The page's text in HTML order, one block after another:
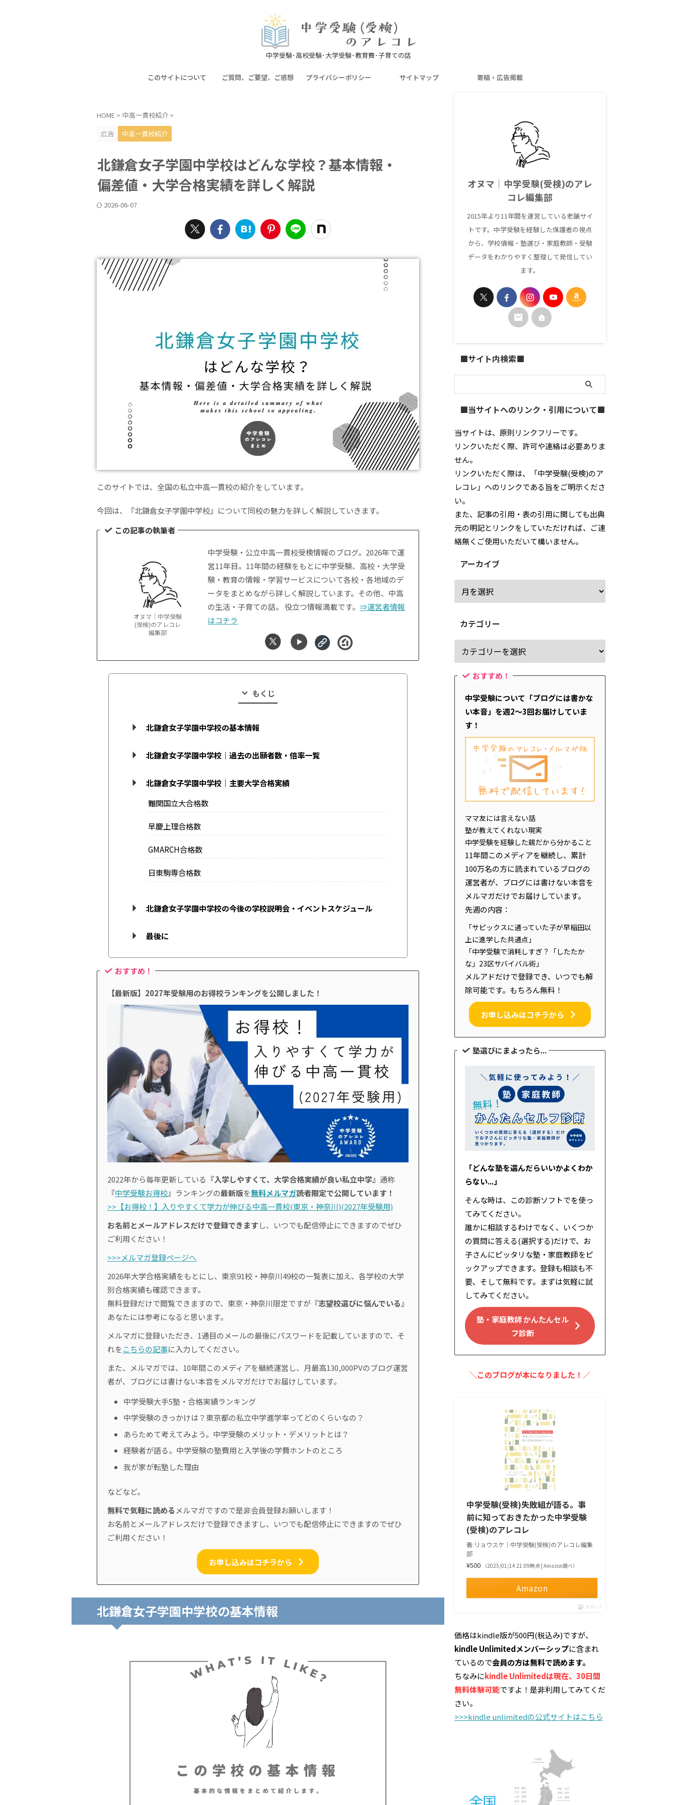
中学受験･高校受験･大学受験･教育費･子育ての話
このサイトについて ご質問、ご要望、ご感想 プライバシーポリシー サイトマップ 寄稿・広告掲載
HOME > 中高一貫校紹介 >
広告
中高一貫校紹介
北鎌倉女子学園中学校はどんな学校？基本情報・
偏差値・大学合格実績を詳しく解説
2026-06-07
このサイトでは、全国の私立中高一貫校の紹介をしています。
今回は、『北鎌倉女子学園中学校』について同校の魅力を詳しく解説していきます。
この記事の執筆者
オヌマ｜中学受験
(受検)のアレコレ
編集部
中学受験・公立中高一貫校受検情報のブログ。2026年で運
営11年目。11年間の経験をもとに中学受験、高校・大学受
験・教育の情報・学習サービスについて各校・各地域のデ
ータをまとめながら詳しく解説しています。その他、中高
の生活・子育ての話。 役立つ情報満載です。⇒運営者情報
はコチラ
もくじ
北鎌倉女子学園中学校の基本情報
北鎌倉女子学園中学校｜過去の出願者数・倍率一覧
北鎌倉女子学園中学校｜主要大学合格実績
難関国立大合格数
早慶上理合格数
GMARCH合格数
日東駒専合格数
北鎌倉女子学園中学校の今後の学校説明会・イベントスケジュール
最後に
おすすめ！
【最新版】2027年受験用のお得校ランキングを公開しました！
2022年から毎年更新している 『入学しやすくて、大学合格実績が良い私立中学』 通称
『中学受験お得校』ランキングの最新版を無料メルマガ読者限定で公開しています！
>>【お得校！】入りやすくて学力が伸びる中高一貫校(東京・神奈川)(2027年受験用)
お名前とメールアドレスだけで登録できますし、いつでも配信停止にできますのでぜひ
ご利用ください！
>>>メルマガ登録ページへ
2026年大学合格実績をもとにし、東京91校・神奈川49校の一覧表に加え、各学校の大学
別合格実績も確認できます。
無料登録だけで閲覧できますので、東京・神奈川限定ですが『志望校選びに悩んでいる 』
あなたには参考になると思います。
メルマガに登録いただき、1通目のメールの最後にパスワードを記載していますので、そ
れをこちらの記事に入力してください。
また、メルマガでは、10年間このメディアを継続運営し、月最高130,000PVのブログ運営
者が、ブログには書けない本音をメルマガだけでお届けしています。
中学受験大手5塾・合格実績ランキング
中学受験のきっかけは？東京都の私立中学進学率ってどのくらいなの？
あらためて考えてみよう。中学受験のメリット・デメリットとは？
経験者が語る。中学受験の塾費用と入学後の学費ホントのところ
我が家が転塾した理由
などなど。
無料で気軽に読めるメルマガですので是非会員登録お願いします！
お名前とメールアドレスだけで登録できますし、いつでも配信停止にできますのでぜひ
ご利用ください！
お申し込みはコチラから
北鎌倉女子学園中学校の基本情報
オヌマ｜中学受験(受検)のアレ
コレ編集部
2015年より11年間を運営している老舗サイ
トです。中学受験を経験した保護者の視点
から、学校情報・塾選び・家庭教師・受験
データをわかりやすく整理して発信してい
ます。
■サイト内検索■
■当サイトへのリンク・引用について■
当サイトは、原則リンクフリーです。
リンクいただく際、許可や連絡は必要ありま
せん。
リンクいただく際は、「中学受験(受検)のア
レコレ」へのリンクである旨をご明示くださ
い。
また、記事の引用・表の引用に関しても出典
元の明記とリンクをしていただければ、ご連
絡無くご使用いただいて構いません。
アーカイブ
カテゴリー
おすすめ！
中学受験について「ブログには書かな
い本音」を週2～3回お届けしていま
す！
ママ友には言えない話
塾が教えてくれない現実
中学受験を経験した親だから分かること
11年間このメディアを継続し、累計
100万名の方に読まれているブログの
運営者が、ブログには書けない本音を
メルマガだけでお届けしています。
先週の内容：
「サピックスに通っていた子が早稲田以
上に進学した共通点」
「中学受験で消耗しすぎ？「したたか
な」23区サバイバル術」
メルアドだけで登録でき、いつでも解
除可能です。もちろん無料！
お申し込みはコチラから
塾選びにまよったら...
「どんな塾を選んだらいいかよくわか
らない...」
そんな時は、この診断ソフトでを使っ
てみてください。
誰かに相談するわけでなく、いくつか
の質問に答える(選択する)だけで、お
子さんにピッタリな塾・家庭教師をピ
ックアップできます。登録も相談も不
要、そして無料です。まずは気軽に試
してみてください。
塾・家庭教師 かんたんセル
フ診断
╲このブログが本になりました！／
中学受験(受検)失敗組が語る。事
前に知っておきたかった中学受験
(受検)のアレコレ
著:リョウスケ｜中学受験(受検)のアレコレ編集
部
¥500 （2025/01/14 21:09時点 | Amazon調べ）
Amazon
ポチップ
価格はkindle版が500円(税込み)ですが、
kindle Unlimitedメンバーシップに含まれ
ているので会員の方は無料で読めます。
ちなみにkindle Unlimitedは現在、30日間
無料体験可能ですよ！是非利用してみてくだ
さい。
>>>kindle unlimitedの公式サイトはこちら